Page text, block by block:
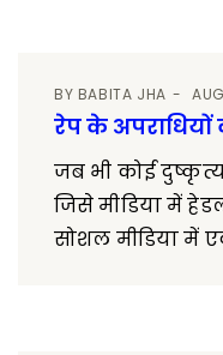
BY BABITA JHA
रेप के अपराधियों
जब भी कोई
जिसे मीडिया में
सोशल मीडिया में